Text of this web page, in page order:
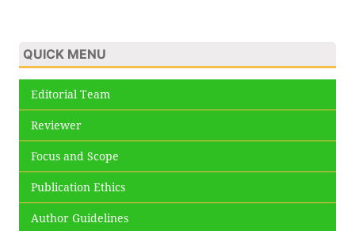
QUICK MENU
Editorial Team
Reviewer
Focus and Scope
Publication Ethics
Author Guidelines